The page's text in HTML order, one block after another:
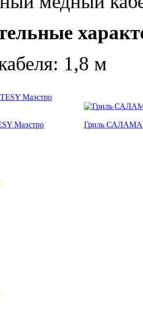
1,8 м
Маэстро
Гриль